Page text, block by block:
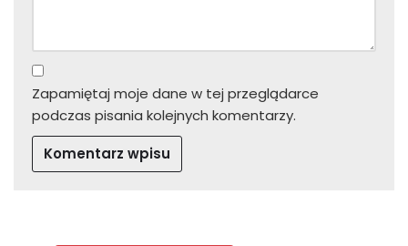
Zapamiętaj moje dane w tej przeglądarce
podczas pisania kolejnych komentarzy.